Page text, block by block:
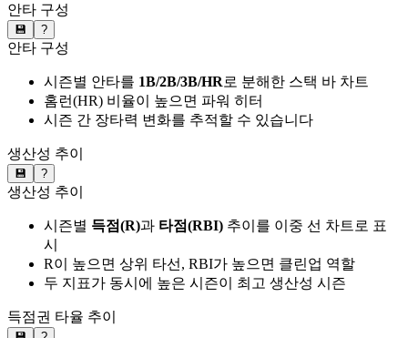
안타 구성
💾 ?
안타 구성
시즌별 안타를 1B/2B/3B/HR로 분해한 스택 바 차트
홈런(HR) 비율이 높으면 파워 히터
시즌 간 장타력 변화를 추적할 수 있습니다
생산성 추이
💾 ?
생산성 추이
시즌별 득점(R)과 타점(RBI) 추이를 이중 선 차트로 표
시
R이 높으면 상위 타선, RBI가 높으면 클린업 역할
두 지표가 동시에 높은 시즌이 최고 생산성 시즌
득점권 타율 추이